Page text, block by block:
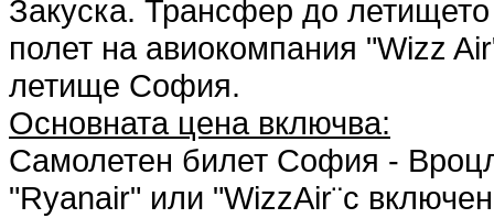
Закуска. Трансфер до
полет на авиокомпания "Wizz
летище София.
Основната цена включва:
Самолетен билет София -
"Ryanair" или "WizzAir¨с